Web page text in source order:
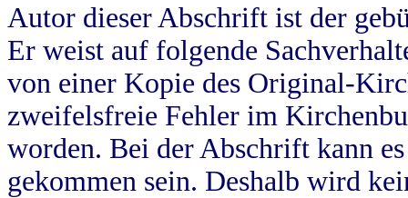
Autor dieser Abschrift ist der
Er weist auf folgende
von einer Kopie des Original-
zweifelsfreie Fehler im
worden. Bei der Abschrift kann
gekommen sein. Deshalb wird